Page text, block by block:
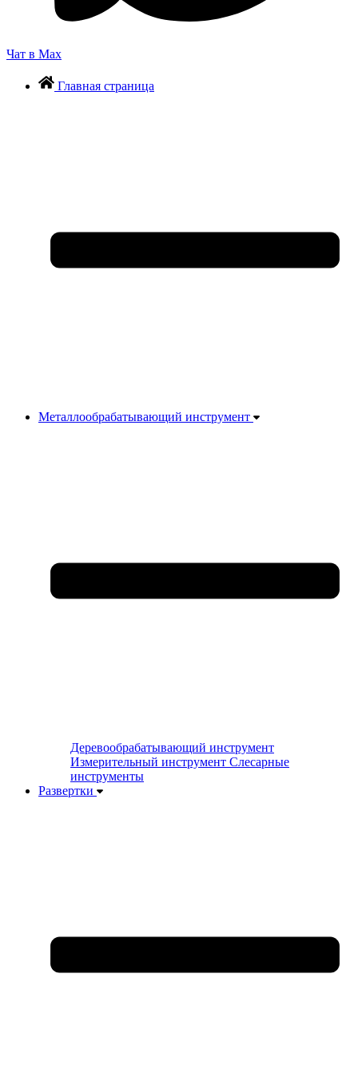
Чат в Max
Главная страница
Металлообрабатывающий инструмент
Деревообрабатывающий инструмент
Измерительный инструмент Слесарные
инструменты
Развертки